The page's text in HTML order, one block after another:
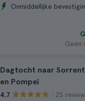
Onmiddellijke
Geen
Dagtocht naar
en Pompeï
4.7
25